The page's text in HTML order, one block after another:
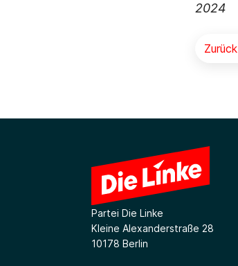
2024
Partei Die Linke
Kleine Alexanderstraße 28
10178 Berlin